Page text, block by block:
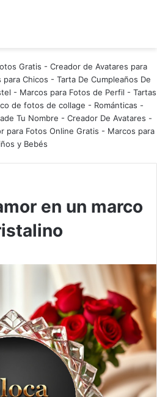
Gratis - Creador de Avatares para
para Chicos - Tarta De Cumpleaños De
- Marcos para Fotos de Perfil - Tartas
de fotos de collage - Románticas -
Tu Nombre - Creador De Avatares -
para Fotos Online Gratis - Marcos para
y Bebés
en un marco